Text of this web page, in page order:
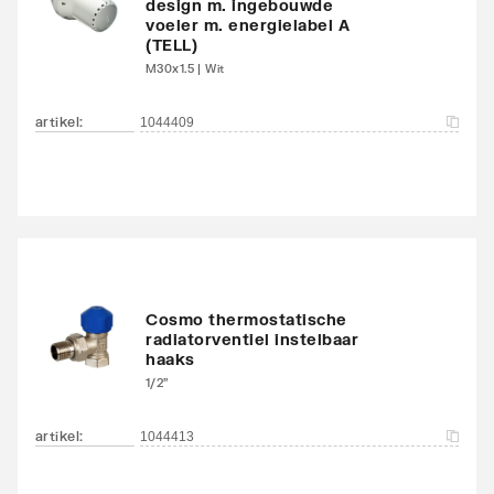
Max. werkdruk 10
Kleur Grijs
Met handdoekhouder Nee
Met spiegel
design m. ingebouwde
voeler m. energielabel A
(TELL)
M30x1.5 | Wit
artikel: 1044409
Cosmo thermostatische
radiatorventiel instelbaar
haaks
1/2"
artikel: 1044413